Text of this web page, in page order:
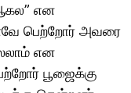
என
பெற்றோர் அவரை
என
பூஜைக்கு